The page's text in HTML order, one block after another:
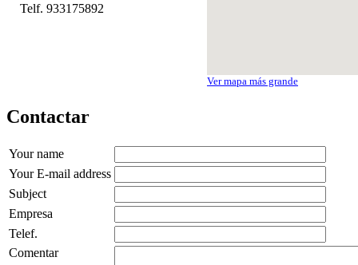
Telf. 933175892
Ver mapa más grande
Contactar
Your name
Your E-mail address
Subject
Empresa
Telef.
Comentar